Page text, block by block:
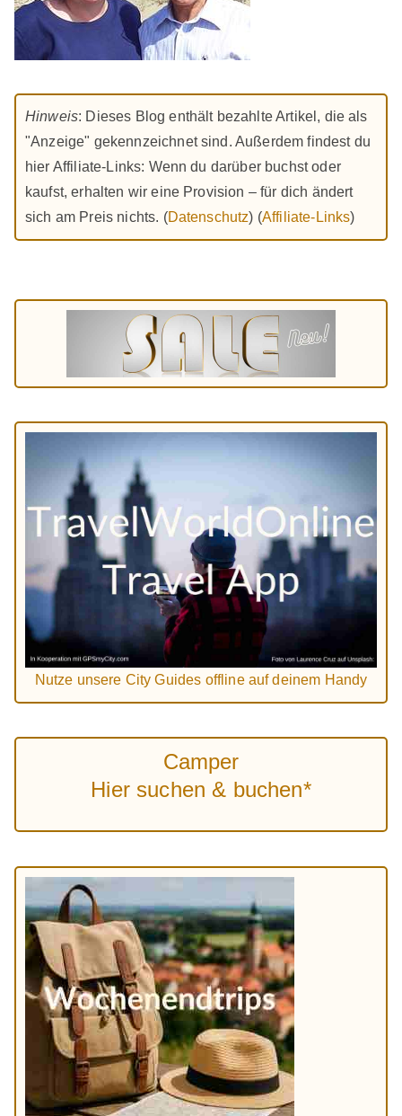
Hinweis: Dieses Blog enthält bezahlte Artikel, die als
"Anzeige" gekennzeichnet sind. Außerdem findest du
hier Affiliate-Links: Wenn du darüber buchst oder
kaufst, erhalten wir eine Provision – für dich ändert
sich am Preis nichts. (Datenschutz) (Affiliate-Links)
Nutze unsere City Guides offline auf deinem Handy
Camper
Hier suchen & buchen*